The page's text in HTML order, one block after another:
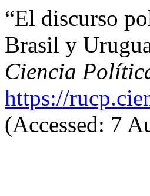
“El discurso
Brasil y
Ciencia
https://
(Accessed: 7